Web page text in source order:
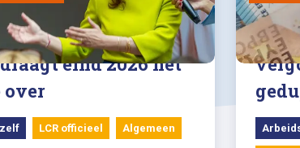
Fatma Koser
eind 2026 het
over
LCR officieel Algemeen
24/